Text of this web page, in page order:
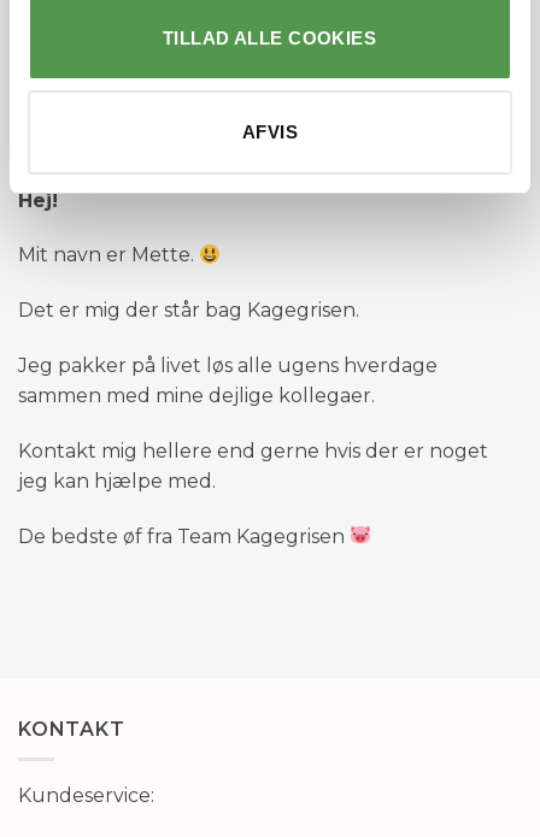
TILLAD ALLE COOKIES
AFVIS
Hej!
Mit navn er Mette.
Det er mig der står bag Kagegrisen.
Jeg pakker på livet løs alle ugens hverdage
sammen med mine dejlige kollegaer.
Kontakt mig hellere end gerne hvis der er noget
jeg kan hjælpe med.
De bedste øf fra Team Kagegrisen
KONTAKT
Kundeservice: